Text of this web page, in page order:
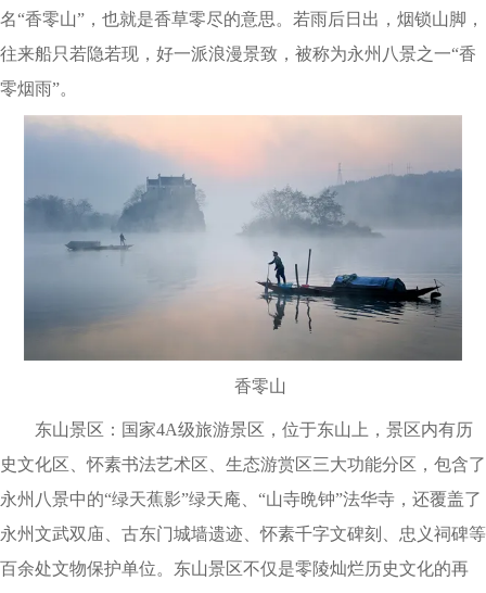
名“香零山”，也就是香草零尽的意思。若雨后日出，烟锁山脚，
往来船只若隐若现，好一派浪漫景致，被称为永州八景之一“香
零烟雨”。
香零山
东山景区：国家4A级旅游景区，位于东山上，景区内有历
史文化区、怀素书法艺术区、生态游赏区三大功能分区，包含了
永州八景中的“绿天蕉影”绿天庵、“山寺晩钟”法华寺，还覆盖了
永州文武双庙、古东门城墙遗迹、怀素千字文碑刻、忠义祠碑等
百余处文物保护单位。东山景区不仅是零陵灿烂历史文化的再